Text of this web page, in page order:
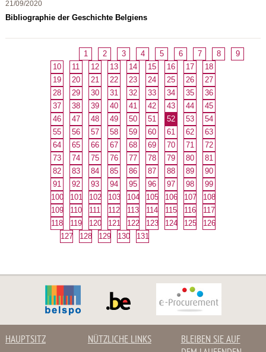
21/09/2020
Bibliographie der Geschichte Belgiens
1 2 3 4 5 6 7 8
9
10
11 12 13 14 15 16 17
18
19
20 21 22 23 24 25 26
27
28
29 30 31 32 33 34 35
36
37
38 39 40 41 42 43 44
45
46
47 48 49 50 51 52 53
54
55
56 57 58 59 60 61 62
63
64
65 66 67 68 69 70 71
72
73
74 75 76 77 78 79 80
81
82
83 84 85 86 87 88 89
90
91
92 93 94 95 96 97 98
99
100
101 102 103 104 105 106 107
108
109
110 111 112 113 114 115 116
117
118
119 120 121 122 123 124 125
126
127
128 129 130 131
HAUPTSITZ NÜTZLICHE LINKS
BLEIBEN SIE AUF